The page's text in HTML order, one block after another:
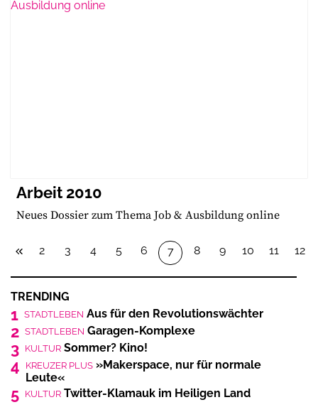
Arbeit 2010
Neues Dossier zum Thema Job & Ausbildung online
2 3 4 5 6 7 8 9 10 11 12
TRENDING
1 STADTLEBEN Aus für den Revolutionswächter
2 STADTLEBEN Garagen-Komplexe
3 KULTUR Sommer? Kino!
4 KREUZER PLUS »Makerspace, nur für normale
Leute«
5 KULTUR Twitter-Klamauk im Heiligen Land